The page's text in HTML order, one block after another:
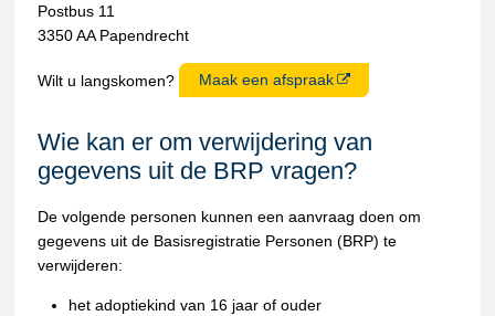
Postbus 11
3350 AA Papendrecht
Wilt u langskomen? Maak een afspraak
Wie kan er om verwijdering van
gegevens uit de BRP vragen?
De volgende personen kunnen een aanvraag doen om
gegevens uit de Basisregistratie Personen (BRP) te
verwijderen:
het adoptiekind van 16 jaar of ouder